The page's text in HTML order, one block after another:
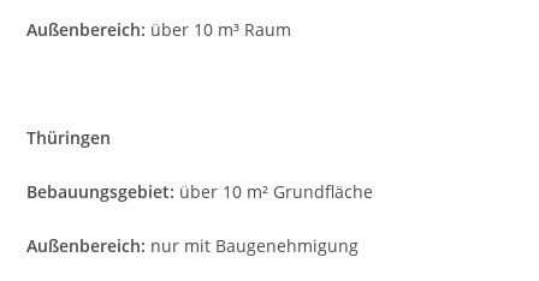
Außenbereich: über 10 m³ Raum
Thüringen
Bebauungsgebiet: über 10 m² Grundfläche
Außenbereich: nur mit Baugenehmigung